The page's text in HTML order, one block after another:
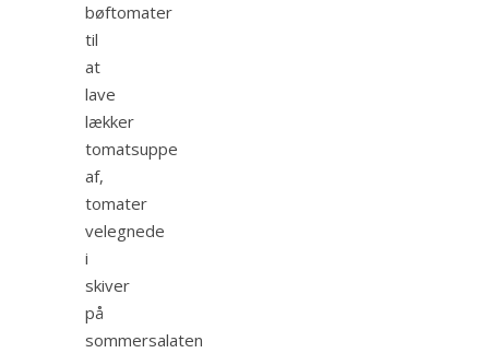
bøftomater
til
at
lave
lækker
tomatsuppe
af,
tomater
velegnede
i
skiver
på
sommersalaten